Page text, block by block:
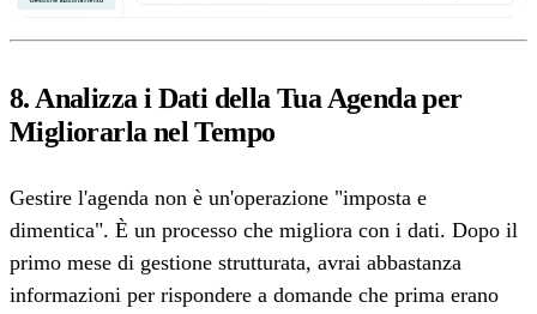
8. Analizza i Dati della Tua Agenda per
Migliorarla nel Tempo
Gestire l'agenda non è un'operazione "imposta e
dimentica". È un processo che migliora con i dati. Dopo il
primo mese di gestione strutturata, avrai abbastanza
informazioni per rispondere a domande che prima erano